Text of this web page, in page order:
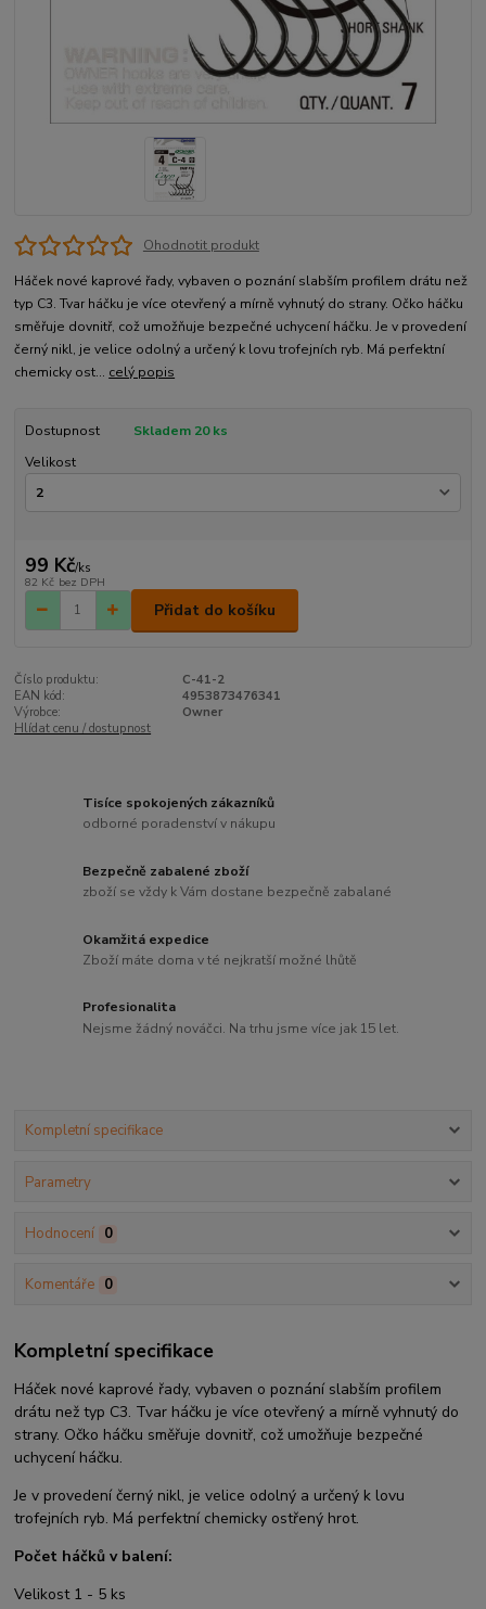
Ohodnotit produkt
Háček nové kaprové řady, vybaven o poznání slabším profilem drátu než
typ C3. Tvar háčku je více otevřený a mírně vyhnutý do strany. Očko háčku
směřuje dovnitř, což umožňuje bezpečné uchycení háčku. Je v provedení
černý nikl, je velice odolný a určený k lovu trofejních ryb. Má perfektní
chemicky ost... celý popis
Dostupnost
Skladem 20 ks
Velikost
99 Kč/ks
82 Kč bez DPH
Přidat do košíku
Číslo produktu:
C-41-2
EAN kód:
4953873476341
Výrobce:
Owner
Hlídat cenu / dostupnost
Tisíce spokojených zákazníků
odborné poradenství v nákupu
Bezpečně zabalené zboží
zboží se vždy k Vám dostane bezpečně zabalané
Okamžitá expedice
Zboží máte doma v té nejkratší možné lhůtě
Profesionalita
Nejsme žádný nováčci. Na trhu jsme více jak 15 let.
Kompletní specifikace
Parametry
Hodnocení 0
Komentáře 0
Kompletní specifikace
Háček nové kaprové řady, vybaven o poznání slabším profilem
drátu než typ C3. Tvar háčku je více otevřený a mírně vyhnutý do
strany. Očko háčku směřuje dovnitř, což umožňuje bezpečné
uchycení háčku.
Je v provedení černý nikl, je velice odolný a určený k lovu
trofejních ryb. Má perfektní chemicky ostřený hrot.
Počet háčků v balení:
Velikost 1 - 5 ks